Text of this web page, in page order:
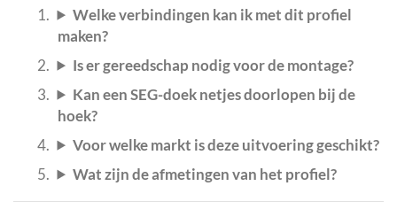
Welke verbindingen kan ik met dit profiel
maken?
Is er gereedschap nodig voor de montage?
Kan een SEG-doek netjes doorlopen bij de
hoek?
Voor welke markt is deze uitvoering geschikt?
Wat zijn de afmetingen van het profiel?